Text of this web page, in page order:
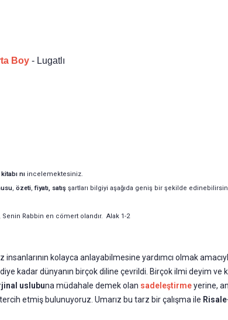
Boy - Lugatlı
nı incelemektesiniz.
, özeti,fiyatı, satış şartları bilgiyi aşağıda geniş bir şekilde
, Senin Rabbin en cömert olandır. Alak 1-2
insanlarının kolayca anlayabilmesine yardımcı olmak
kadar dünyanın birçok diline çevrildi. Birçok ilmi deyim ve
uslubuna müdahale demek olan sadeleştirmeyerine,
etmiş bulunuyoruz. Umarız bu tarz bir çalışma ile